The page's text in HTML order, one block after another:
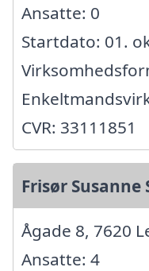
Ansatte: 0
Startdato: 01.
CVR: 33111851
Frisør Susanne
Ågade 8, 7620
Ansatte: 4